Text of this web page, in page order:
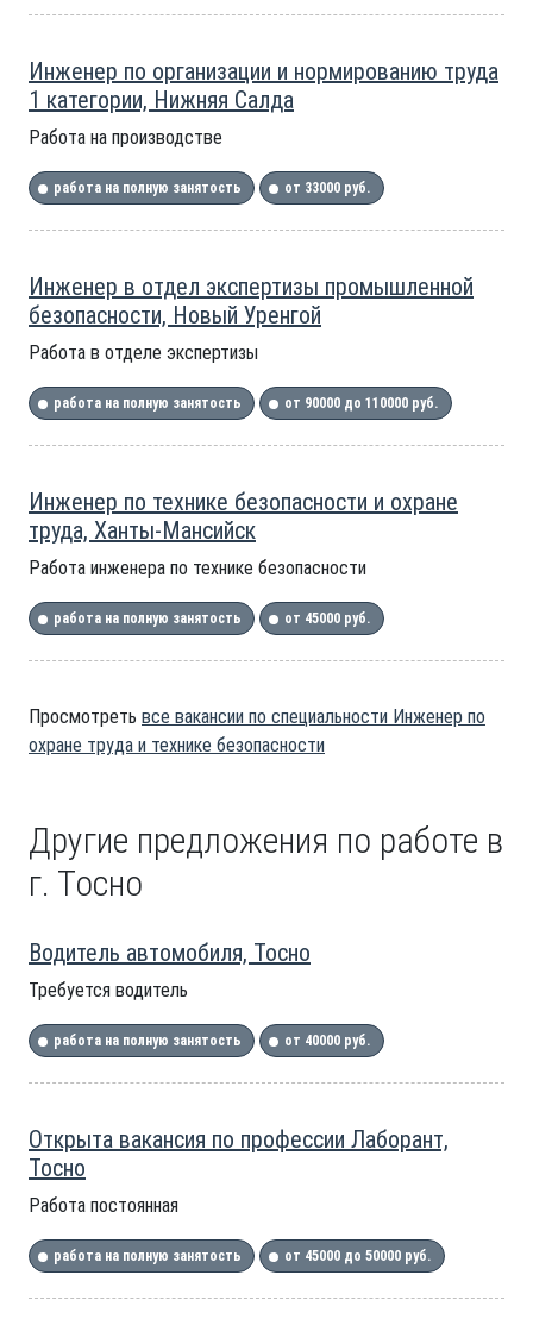
Инженер по организации и нормированию труда
1 категории, Нижняя Салда
Работа на производстве
работа на полную занятость от 33000 руб.
Инженер в отдел экспертизы промышленной
безопасности, Новый Уренгой
Работа в отделе экспертизы
работа на полную занятость от 90000 до 110000 руб.
Инженер по технике безопасности и охране
труда, Ханты-Мансийск
Работа инженера по технике безопасности
работа на полную занятость от 45000 руб.
Просмотреть все вакансии по специальности Инженер по
охране труда и технике безопасности
Другие предложения по работе в
г. Тосно
Водитель автомобиля, Тосно
Требуется водитель
работа на полную занятость от 40000 руб.
Открыта вакансия по профессии Лаборант,
Тосно
Работа постоянная
работа на полную занятость от 45000 до 50000 руб.